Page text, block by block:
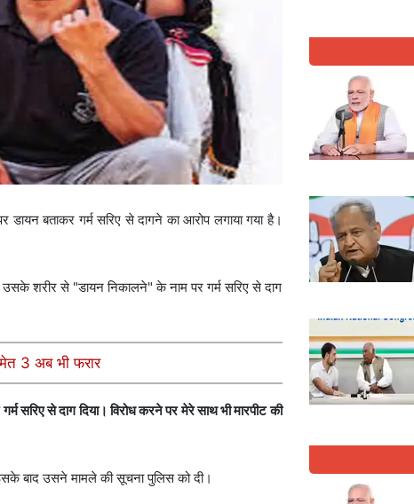
बताकर गर्म सरिए से दागने का आरोप लगाया गया है।
शरीर से "डायन निकालने" के नाम पर गर्म सरिए से दाग
3 अब भी फरार
से दाग दिया। विरोध करने पर मेरे साथ भी मारपीट की
बाद उसने मामले की सूचना पुलिस को दी।